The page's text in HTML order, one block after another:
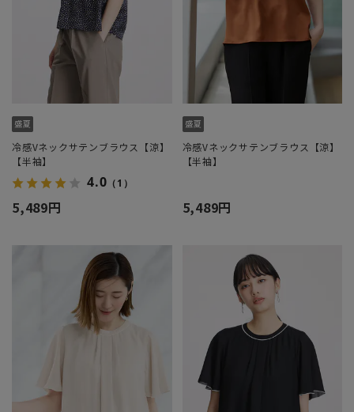
冷感Vネックサテンブラウス【涼】
【半袖】
4.0 （1）
5,489円
冷感Vネックサテンブラウス【涼】
【半袖】
5,489円